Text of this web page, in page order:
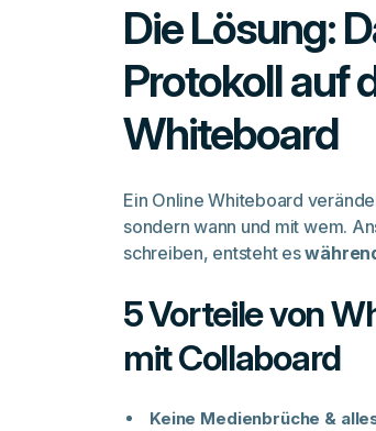
Die Lösung:
Protokoll auf
Whiteboard
Ein Online Whiteboard
sondernwann und mit wem.
schreiben, entsteht es
5 Vorteile von
mit Collaboard
Keine Medienbrüche &